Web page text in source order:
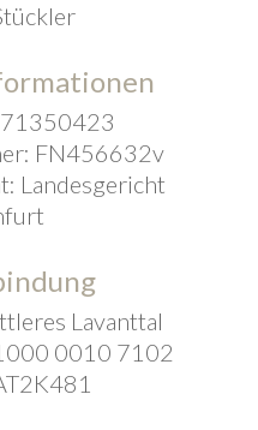
FN456632v
Landesgericht
Lavanttal
0010 7102